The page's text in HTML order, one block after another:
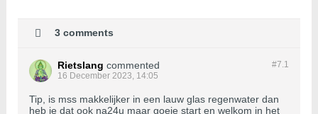
3 comments
#7.1
Rietslang commented
16 December 2023, 14:05
Tip, is mss makkelijker in een lauw glas regenwater dan
heb je dat ook na24u maar goeie start en welkom in het